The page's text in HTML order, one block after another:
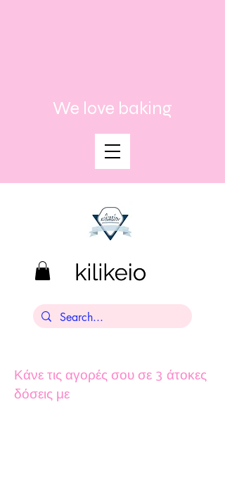
We love baking
Κάνε τις αγορές σου σε 3 άτοκες
δόσεις με